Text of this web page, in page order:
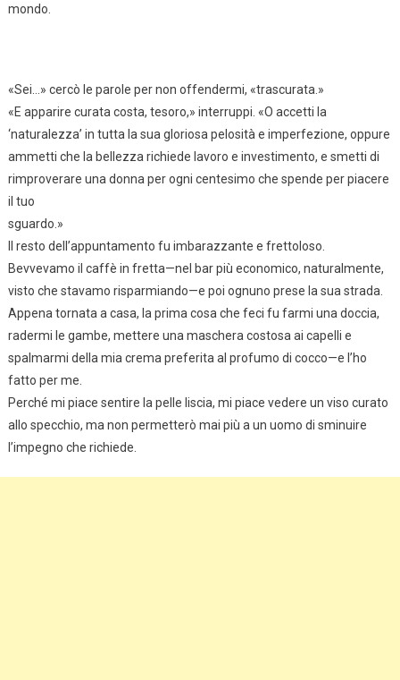
mondo.
«Sei…» cercò le parole per non offendermi, «trascurata.»
«E apparire curata costa, tesoro,» interruppi. «O accetti la
‘naturalezza’ in tutta la sua gloriosa pelosità e imperfezione, oppure
ammetti che la bellezza richiede lavoro e investimento, e smetti di
rimproverare una donna per ogni centesimo che spende per piacere
il tuo
sguardo.»
Il resto dell’appuntamento fu imbarazzante e frettoloso.
Bevvevamo il caffè in fretta—nel bar più economico, naturalmente,
visto che stavamo risparmiando—e poi ognuno prese la sua strada.
Appena tornata a casa, la prima cosa che feci fu farmi una doccia,
radermi le gambe, mettere una maschera costosa ai capelli e
spalmarmi della mia crema preferita al profumo di cocco—e l’ho
fatto per me.
Perché mi piace sentire la pelle liscia, mi piace vedere un viso curato
allo specchio, ma non permetterò mai più a un uomo di sminuire
l’impegno che richiede.